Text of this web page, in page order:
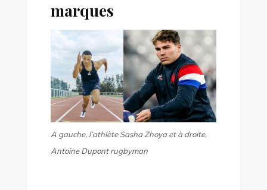
marques
A gauche, l’athlète Sasha Zhoya et à droite,
Antoine Dupont rugbyman